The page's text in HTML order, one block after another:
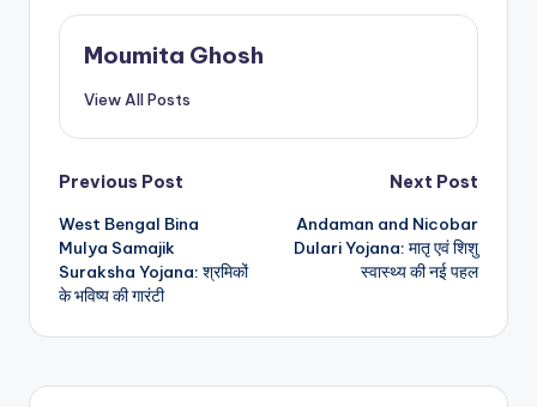
Moumita Ghosh
View All Posts
Post
navigation
Previous Post
West Bengal Bina
Mulya Samajik
Suraksha Yojana: श्रमिकों
के भविष्य की गारंटी
Next Post
Andaman and Nicobar
Dulari Yojana: मातृ एवं शिशु
स्वास्थ्य की नई पहल